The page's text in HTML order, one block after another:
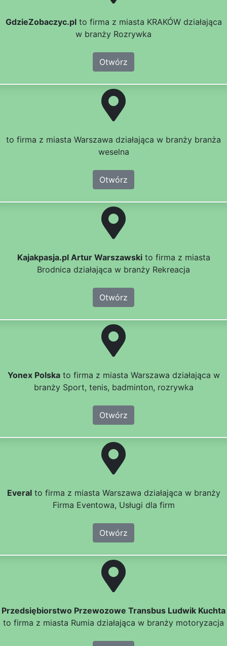
GdzieZobaczyc.plto firma z miasta KRAKÓW działająca
w branży Rozrywka
Otwórz
to firma z miasta Warszawa działająca w branży branża
weselna
Otwórz
Kajakpasja.pl Artur Warszawskito firma z miasta
Brodnica działająca w branży Rekreacja
Otwórz
Yonex Polskato firma z miasta Warszawa działająca w
branży Sport, tenis, badminton, rozrywka
Otwórz
Everalto firma z miasta Warszawa działająca w branży
Firma Eventowa, Usługi dla firm
Otwórz
Przedsiębiorstwo Przewozowe Transbus Ludwik Kuchta
to firma z miasta Rumia działająca w branży motoryzacja